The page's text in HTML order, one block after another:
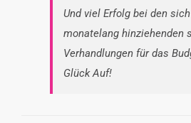
Und viel Erfolg bei den
monatelang hinziehenden
Verhandlungen für das
Glück Auf!